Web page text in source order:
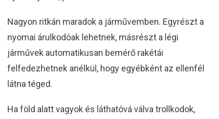
Nagyon ritkán maradok a járművemben. Egyrészt a
nyomai árulkodóak lehetnek, másrészt a légi
járművek automatikusan bemérő rakétái
felfedezhetnek anélkül, hogy egyébként az ellenfél
látna téged.
Ha föld alatt vagyok és láthatóvá válva trollkodok,